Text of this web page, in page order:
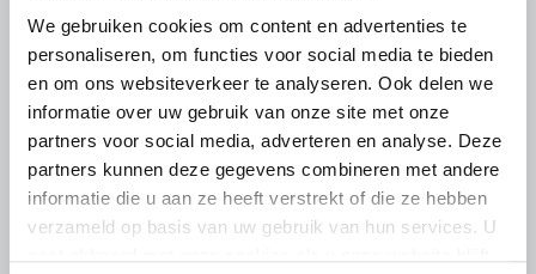
We gebruiken cookies om content en advertenties te
personaliseren, om functies voor social media te bieden
en om ons websiteverkeer te analyseren. Ook delen we
informatie over uw gebruik van onze site met onze
partners voor social media, adverteren en analyse. Deze
partners kunnen deze gegevens combineren met andere
informatie die u aan ze heeft verstrekt of die ze hebben
verzameld op basis van uw gebruik van hun services. U
Sinds afgelopen vrijdag zijn de emoties hoog opgelopen
bij Brabantse pluimveehouders. Het voorgenomen
besluit van Gedeputeerde Staten van Noord-Brabant om
de rechtsgeldige…
Lees meer